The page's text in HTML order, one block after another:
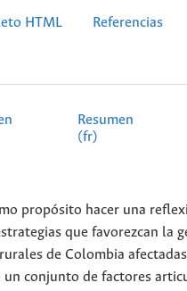
HTML Referencias
Resumen
(fr)
propósito hacer una
que favorezcan la
de Colombia
conjunto de factores